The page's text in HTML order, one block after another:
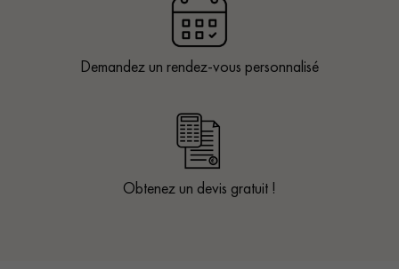
Demandez un rendez-vous personnalisé
Obtenez un devis gratuit !